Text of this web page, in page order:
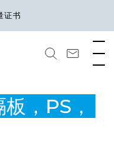
证书
，PS，